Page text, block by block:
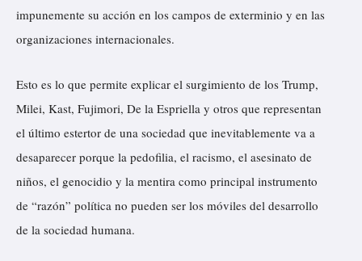
impunemente su acción en los campos de exterminio y en las
organizaciones internacionales.
Esto es lo que permite explicar el surgimiento de los Trump,
Milei, Kast, Fujimori, De la Espriella y otros que representan
el último estertor de una sociedad que inevitablemente va a
desaparecer porque la pedofilia, el racismo, el asesinato de
niños, el genocidio y la mentira como principal instrumento
de “razón” política no pueden ser los móviles del desarrollo
de la sociedad humana.